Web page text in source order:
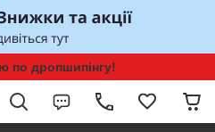
по дропшипінгу!